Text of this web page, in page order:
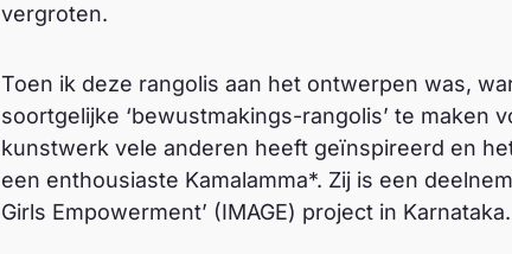
vergroten.
Toen ik deze rangolis aan het ontwerpen was,
soortgelijke ‘bewustmakings-rangolis’ te maken
kunstwerk vele anderen heeft geïnspireerd en
een enthousiaste Kamalamma*. Zij is een
Girls Empowerment’ (IMAGE) project in Karnataka.